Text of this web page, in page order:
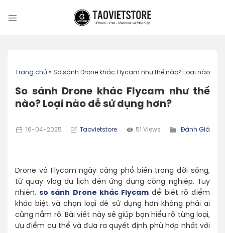
Trang chủ » So sánh Drone khác Flycam như thế nào? Loại nào dễ
So sánh Drone khác Flycam như thế
nào? Loại nào dễ sử dụng hơn?
16-04-2025 Taovietstore 51 Views Đánh Giá
Drone và Flycam ngày càng phổ biến trong đời sống,
từ quay vlog du lịch đến ứng dụng công nghiệp. Tuy
nhiên, so sánh Drone khác Flycam để biết rõ điểm
khác biệt và chọn loại dễ sử dụng hơn không phải ai
cũng nắm rõ. Bài viết này sẽ giúp bạn hiểu rõ từng loại,
ưu điểm cụ thể và đưa ra quyết định phù hợp nhất với